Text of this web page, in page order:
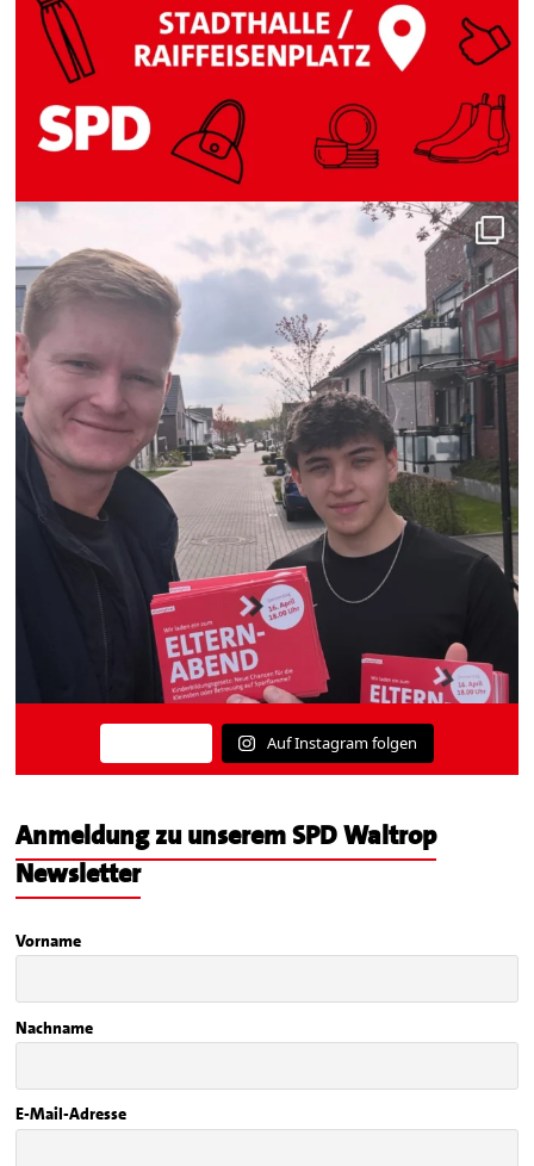
Auf Instagram folgen
Anmeldung zu unserem SPD Waltrop
Newsletter
Vorname
Nachname
E-Mail-Adresse